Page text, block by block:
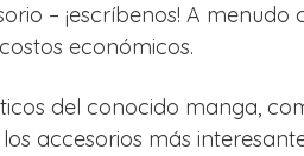
– ¡escríbenos! A
económicos.
del conocido manga,
accesorios más